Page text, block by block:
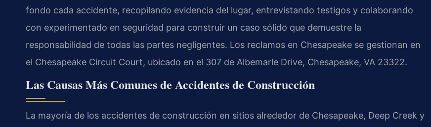
fondo cada accidente, recopilando evidencia del lugar, entrevistando testigos y colaborando
con experimentado en seguridad para construir un caso sólido que demuestre la
responsabilidad de todas las partes negligentes. Los reclamos en Chesapeake se gestionan en
el Chesapeake Circuit Court, ubicado en el 307 de Albemarle Drive, Chesapeake, VA 23322.
Las Causas Más Comunes de Accidentes de Construcción
La mayoría de los accidentes de construcción en sitios alrededor de Chesapeake, Deep Creek y